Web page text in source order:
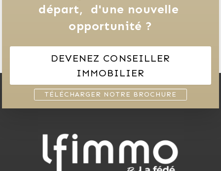
départ,
d'une nouvelle
opportunité ?
DEVENEZ CONSEILLER
IMMOBILIER
TÉLÉCHARGER NOTRE BROCHURE